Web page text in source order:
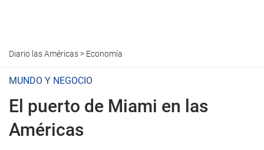
Diario las Américas> Economía
MUNDO Y NEGOCIO
El puerto de Miami en las
Américas